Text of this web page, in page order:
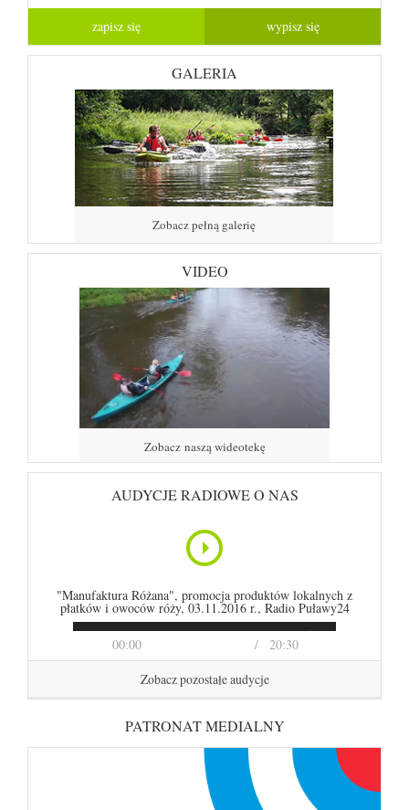
GALERIA
Zobacz pełną galerię
VIDEO
Zobacz naszą wideotekę
AUDYCJE RADIOWE O NAS
00:00 20:30
"Manufaktura Różana", promocja produktów lokalnych z
płatków i owoców róży, 03.11.2016 r., Radio Puławy24
Zobacz pozostałe audycje
PATRONAT MEDIALNY